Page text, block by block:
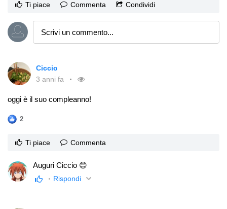
Ti piace Commenta Condividi
Ciccio
3 anni fa
oggi è il suo compleanno!
2
Ti piace Commenta
Auguri Ciccio 😊
Rispondi